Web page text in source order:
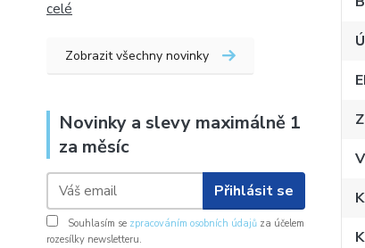
celé
Zobrazit všechny novinky
Novinky a slevy maximálně 1
za měsíc
Přihlásit se
Souhlasím se zpracováním osobních údajů za účelem
rozesílky newsletteru.